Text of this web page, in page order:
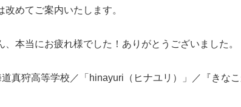
改めてご案内いたします。
、本当にお疲れ様でした！ありがとうございました。
真狩高等学校／「hinayuri（ヒナユリ）」／『きな